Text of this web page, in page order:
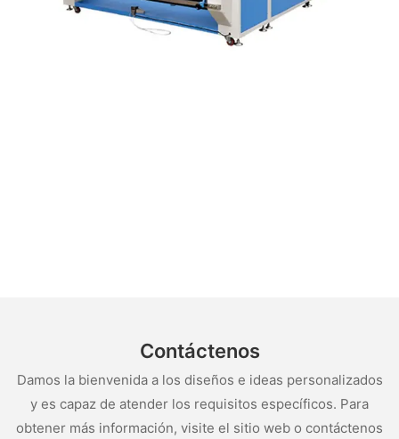
Contáctenos
Damos la bienvenida a los diseños e ideas personalizados
y es capaz de atender los requisitos específicos. Para
obtener más información, visite el sitio web o contáctenos